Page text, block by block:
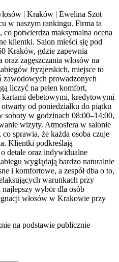
| Kraków | Ewelina Szot
w naszym rankingu. Firma ta
co potwierdza maksymalna ocena
klientki. Salon mieści się pod
Kraków, gdzie zapewnia
oraz zagęszczania włosów na
fryzjerskich, miejsce to
zawodowych prowadzonych
liczyć na pełen komfort,
kartami debetowymi, kredytowymi
od poniedziałku do piątku
soboty w godzinach 08:00–14:00,
wizyty. Atmosfera w salonie
sprawia, że każda osoba czuje
Klientki podkreślają
detale oraz indywidualne
wyglądają bardzo naturalnie
i komfortowe, a zespół dba o to,
warunkach przy
wybór dla osób
włosów w Krakowie przy
na podstawie publicznie